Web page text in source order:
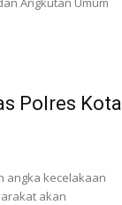
Polres Kota
angka kecelakaan
akan